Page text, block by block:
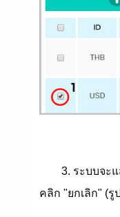
3. ระบบจะแส
คลิก "ยกเลิก" (รู